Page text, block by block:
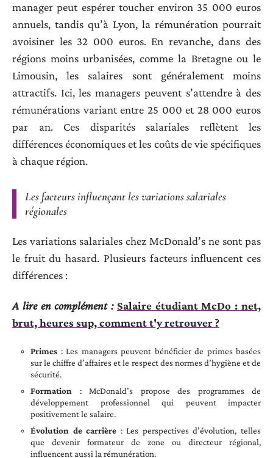
manager peut espérer toucher environ 35 000 euros
annuels, tandis qu’à Lyon, la rémunération pourrait
avoisiner les 32 000 euros. En revanche, dans des
régions moins urbanisées, comme la Bretagne ou le
Limousin, les salaires sont généralement moins
attractifs. Ici, les managers peuvent s’attendre à des
rémunérations variant entre 25 000 et 28 000 euros
par an. Ces disparités salariales reflètent les
différences économiques et les coûts de vie spécifiques
à chaque région.
Les facteurs influençant les variations salariales
régionales
Les variations salariales chez McDonald’s ne sont pas
le fruit du hasard. Plusieurs facteurs influencent ces
différences :
A lire en complément : Salaire étudiant McDo : net,
brut, heures sup, comment t'y retrouver ?
Primes : Les managers peuvent bénéficier de primes basées
sur le chiffre d’affaires et le respect des normes d’hygiène et de
sécurité.
Formation : McDonald’s propose des programmes de
développement professionnel qui peuvent impacter
positivement le salaire.
Évolution de carrière : Les perspectives d’évolution, telles
que devenir formateur de zone ou directeur régional,
influencent aussi la rémunération.